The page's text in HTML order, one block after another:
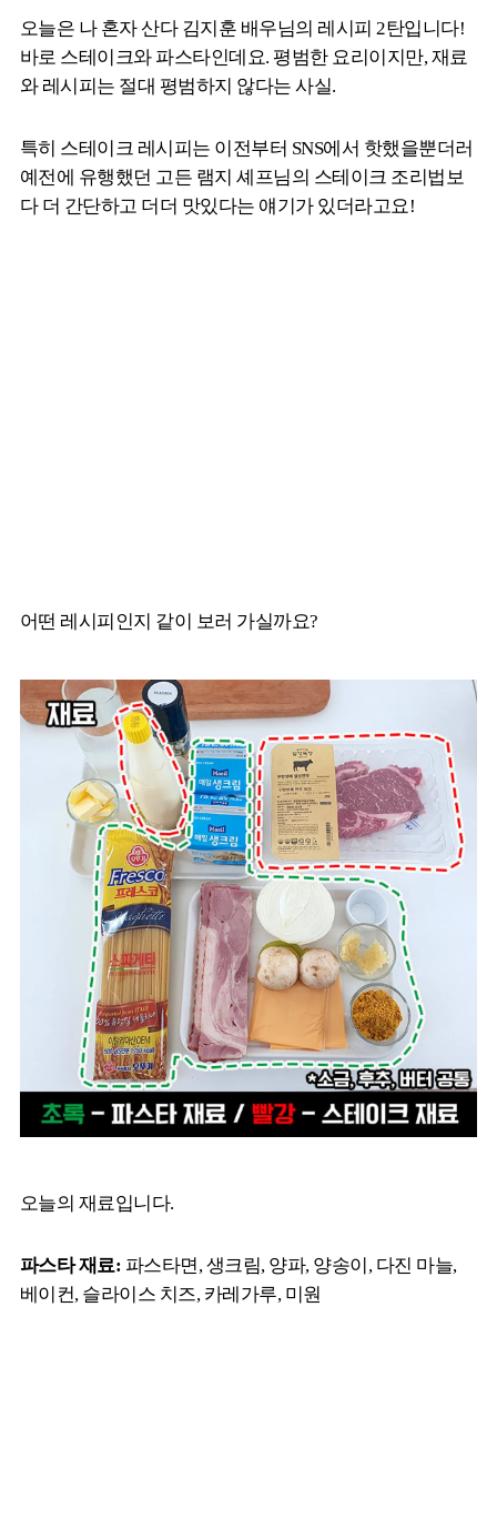
오늘은 나 혼자 산다 김지훈 배우님의 레시피 2탄입니다!
바로 스테이크와 파스타인데요. 평범한 요리이지만, 재료
와 레시피는 절대 평범하지 않다는 사실.
특히 스테이크 레시피는 이전부터 SNS에서 핫했을뿐더러
예전에 유행했던 고든 램지 셰프님의 스테이크 조리법보
다 더 간단하고 더더 맛있다는 얘기가 있더라고요!
어떤 레시피인지 같이 보러 가실까요?
오늘의 재료입니다.
파스타 재료: 파스타면, 생크림, 양파, 양송이, 다진 마늘,
베이컨, 슬라이스 치즈, 카레가루, 미원